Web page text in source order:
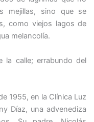
mejillas, sino que se
como viejos lagos de
melancolía.
calle; errabundo del
1955, en la Clínica Luz
Díaz, una advenediza